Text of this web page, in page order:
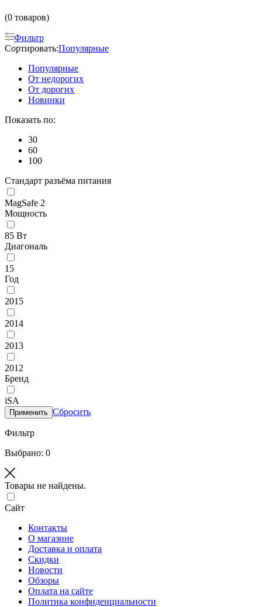
(0 товаров)
Фильтр
Сортировать:Популярные
Популярные
От недорогих
От дорогих
Новинки
Показать по:
30
60
100
Стандарт разъёма питания
MagSafe 2
Мощность
85 Вт
Диагональ
15
Год
2015
2014
2013
2012
Бренд
iSA
Применить Сбросить
Фильтр
Выбрано: 0
Товары не найдены.
Сайт
Контакты
О магазине
Доставка и оплата
Скидки
Новости
Обзоры
Оплата на сайте
Политика конфиденциальности